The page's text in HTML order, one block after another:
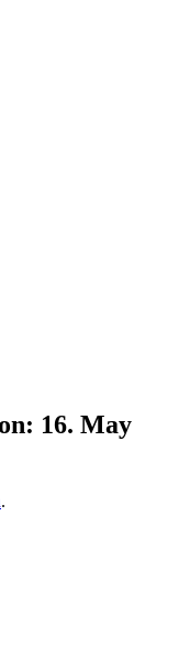
16. May
.